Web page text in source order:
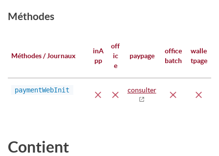
Méthodes
Méthodes / Journaux
inA
pp
off
ic
e
paypage
office
batch
walle
tpage
paymentWebInit consulter
Contient